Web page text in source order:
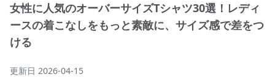
女性に人気のオーバーサイズTシャツ30選！レディ
ースの着こなしをもっと素敵に、サイズ感で差をつ
ける
更新日 2026-04-15